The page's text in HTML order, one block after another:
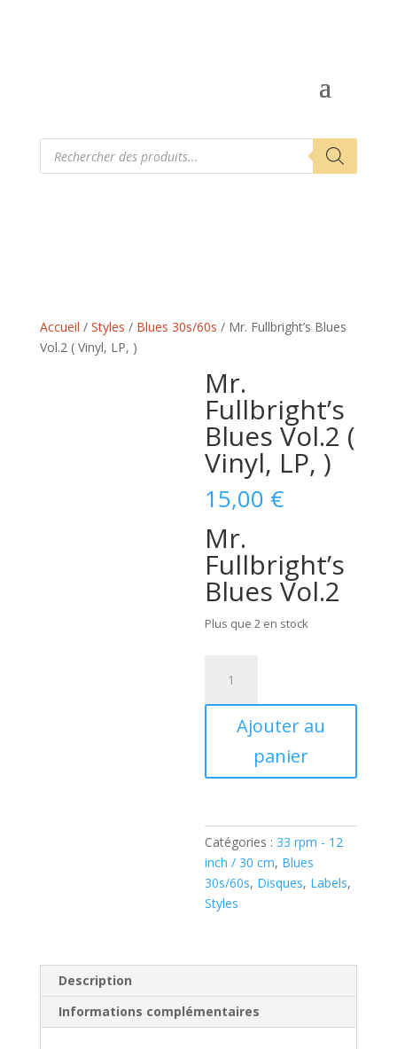
Recherche
produits
Accueil / Styles / Blues 30s/60s / Mr. Fullbright’s Blues
Vol.2 ( Vinyl, LP, )
Mr.
Fullbright’s
Blues Vol.2 (
Vinyl, LP, )
15,00 €
Mr.
Fullbright’s
Blues Vol.2
Plus que 2 en stock
Mr.
Fullbright's
LP,
)
Ajouter au
panier
Catégories : 33 rpm - 12
inch / 30 cm, Blues
30s/60s, Disques, Labels,
Styles
Description
Informations complémentaires